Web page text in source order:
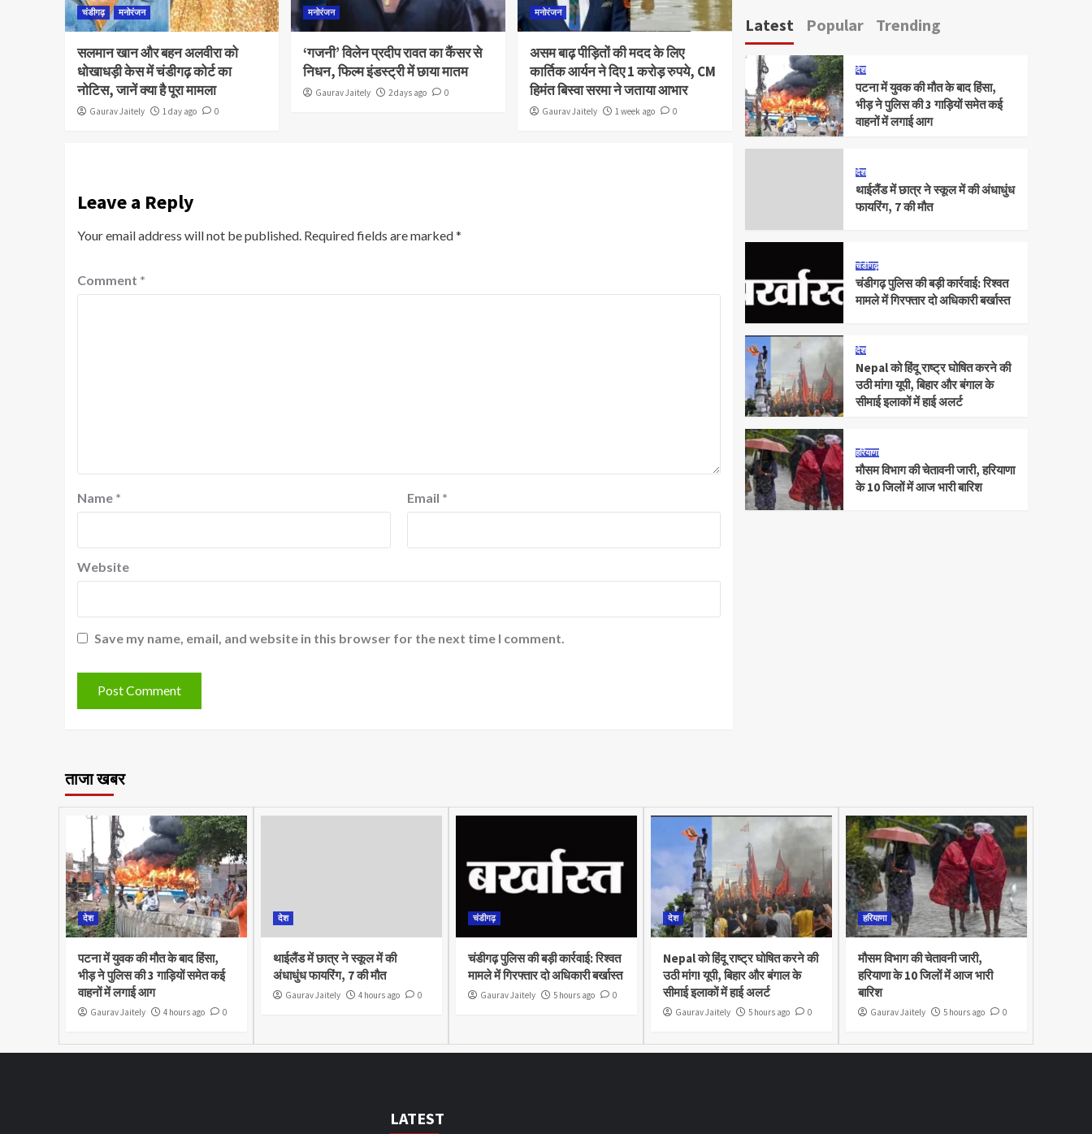
चंडीगढ़ मनोरंजन
सलमान खान और बहन अलवीरा को
धोखाधड़ी केस में चंडीगढ़ कोर्ट का
नोटिस, जानें क्या है पूरा मामला
Gaurav Jaitely 1 day ago 0
मनोरंजन
‘गजनी’ विलेन प्रदीप रावत का कैंसर से
निधन, फिल्म इंडस्ट्री में छाया मातम
Gaurav Jaitely 2 days ago 0
मनोरंजन
असम बाढ़ पीड़ितों की मदद के लिए
कार्तिक आर्यन ने दिए 1 करोड़ रुपये, CM
हिमंत बिस्वा सरमा ने जताया आभार
Gaurav Jaitely 1 week ago 0
Leave a Reply
Your email address will not be published. Required fields are marked*
Comment *
Name * Email *
Website
Save my name, email, and website in this browser for the next time I comment.
Latest Popular Trending
देश
पटना में युवक की मौत के बाद हिंसा,
भीड़ ने पुलिस की 3 गाड़ियों समेत कई
वाहनों में लगाई आग
देश
थाईलैंड में छात्र ने स्कूल में की अंधाधुंध
फायरिंग, 7 की मौत
चंडीगढ़
चंडीगढ़ पुलिस की बड़ी कार्रवाई: रिश्वत
मामले में गिरफ्तार दो अधिकारी बर्खास्त
देश
Nepal को हिंदू राष्ट्र घोषित करने की
उठी मांग! यूपी, बिहार और बंगाल के
सीमाई इलाकों में हाई अलर्ट
हरियाणा
मौसम विभाग की चेतावनी जारी, हरियाणा
के 10 जिलों में आज भारी बारिश
ताजा खबर
देश
पटना में युवक की मौत के बाद हिंसा,
भीड़ ने पुलिस की 3 गाड़ियों समेत कई
वाहनों में लगाई आग
Gaurav Jaitely 4 hours ago 0
देश
थाईलैंड में छात्र ने स्कूल में की
अंधाधुंध फायरिंग, 7 की मौत
Gaurav Jaitely 4 hours ago 0
चंडीगढ़
चंडीगढ़ पुलिस की बड़ी कार्रवाई: रिश्वत
मामले में गिरफ्तार दो अधिकारी बर्खास्त
Gaurav Jaitely 5 hours ago 0
देश
Nepal को हिंदू राष्ट्र घोषित करने की
उठी मांग! यूपी, बिहार और बंगाल के
सीमाई इलाकों में हाई अलर्ट
Gaurav Jaitely 5 hours ago 0
हरियाणा
मौसम विभाग की चेतावनी जारी,
हरियाणा के 10 जिलों में आज भारी
बारिश
Gaurav Jaitely 5 hours ago 0
LATEST